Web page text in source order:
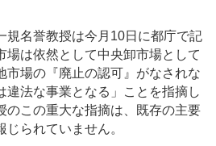
名誉教授は今月10日に都庁で記
場は依然として中央卸市場として
市場の『廃止の認可』がなされな
違法な事業となる」ことを指摘し
のこの重大な指摘は、既存の主要
じられていません。